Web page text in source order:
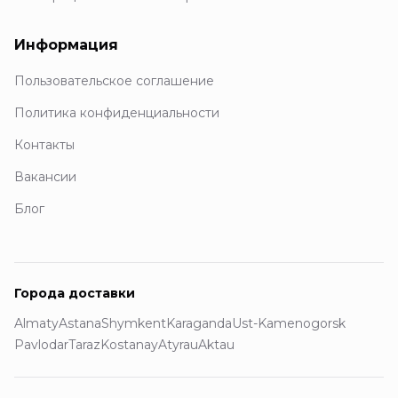
Информация
Пользовательское соглашение
Политика конфиденциальности
Контакты
Вакансии
Блог
Города доставки
AlmatyAstanaShymkentKaragandaUst-Kamenogorsk
PavlodarTarazKostanayAtyrauAktau